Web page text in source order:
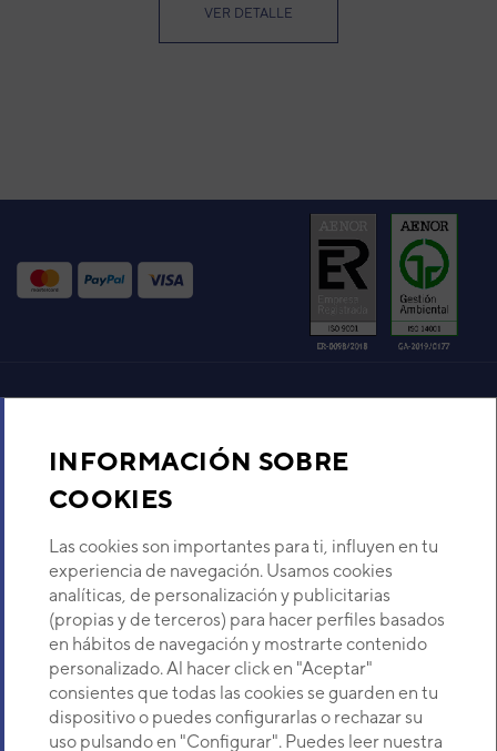
INFORMACIÓN SOBRE
COOKIES
Las cookies son importantes para ti, influyen en tu
experiencia de navegación. Usamos cookies
analíticas, de personalización y publicitarias
(propias y de terceros) para hacer perfiles basados
en hábitos de navegación y mostrarte contenido
personalizado. Al hacer click en "Aceptar"
consientes que todas las cookies se guarden en tu
dispositivo o puedes configurarlas o rechazar su
uso pulsando en "Configurar". Puedes leer nuestra
VER DETALLE
Sobre Nosotros
Descubre Eurofred
Dónde Estamos
¿Buscas un servicio técnico?